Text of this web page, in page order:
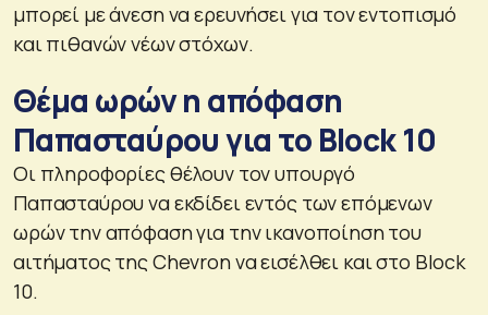
μπορεί με άνεση να ερευνήσει για τον εντοπισμό
και πιθανών νέων στόχων.
Θέμα ωρών η απόφαση
Παπασταύρου για το Block 10
Οι πληροφορίες θέλουν τον υπουργό
Παπασταύρου να εκδίδει εντός των επόμενων
ωρών την απόφαση για την ικανοποίηση του
αιτήματος της Chevron να εισέλθει και στο Block
10.